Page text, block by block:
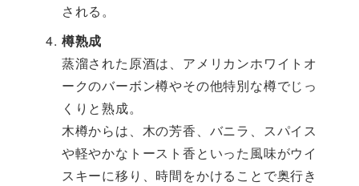
される。
樽熟成
蒸溜された原酒は、アメリカンホワイトオ
ークのバーボン樽やその他特別な樽でじっ
くりと熟成。
木樽からは、木の芳香、バニラ、スパイス
や軽やかなトースト香といった風味がウイ
スキーに移り、時間をかけることで奥行き